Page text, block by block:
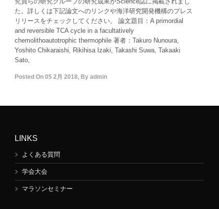
た。詳しくは下記論文へのリンクや海洋研究開発機構のプレス
リリースをチェックしてください。 論文題目：A primordial
and reversible TCA cycle in a facultatively
chemolithoautotrophic thermophile 著者：Takuro Nunoura,
Yoshito Chikaraishi, Rikihisa Izaki, Takashi Suwa, Takaaki
Sato,
Posted On 05 2月 2018, By admin
LINKS
よくある質問
学会大会
マラソンセミナー